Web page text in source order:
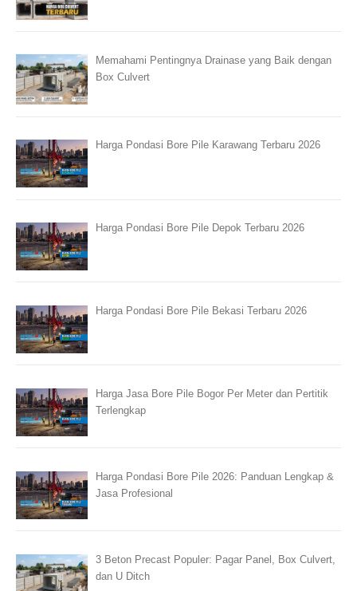
Memahami Pentingnya Drainase yang Baik dengan
Box Culvert
Harga Pondasi Bore Pile Karawang Terbaru 2026
Harga Pondasi Bore Pile Depok Terbaru 2026
Harga Pondasi Bore Pile Bekasi Terbaru 2026
Harga Jasa Bore Pile Bogor Per Meter dan Pertitik
Terlengkap
Harga Pondasi Bore Pile 2026: Panduan Lengkap &
Jasa Profesional
3 Beton Precast Populer: Pagar Panel, Box Culvert,
dan U Ditch